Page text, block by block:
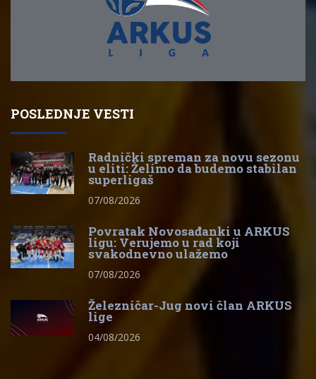
POSLEDNJE VESTI
Radnički spreman za novu sezonu
u eliti: Želimo da budemo stabilan
superligaš
07/08/2026
Povratak Novosađanki u ARKUS
ligu: Verujemo u rad koji
svakodnevno ulažemo
07/08/2026
Železničar-Jug novi član ARKUS
lige
04/08/2026